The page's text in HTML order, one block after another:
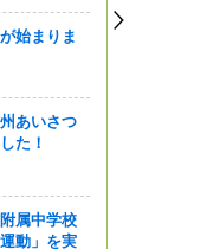
始まりま
あいさつ
た！
属中学校
動」を実